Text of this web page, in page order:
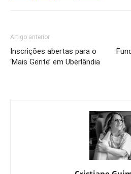
Artigo anterior
Inscrições abertas para o
‘Mais Gente’ em Uberlândia